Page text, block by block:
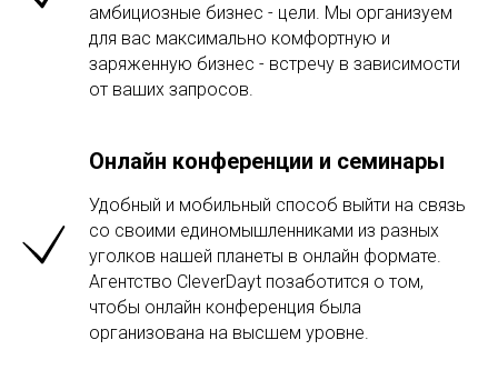
амбициозные бизнес - цели. Мы организуем
для вас максимально комфортную и
заряженную бизнес - встречу в зависимости
от ваших запросов.
Онлайн конференции и семинары
Удобный и мобильный способ выйти на связь
со своими единомышленниками из разных
уголков нашей планеты в онлайн формате.
Агентство CleverDayt позаботится о том,
чтобы онлайн конференция была
организована на высшем уровне.